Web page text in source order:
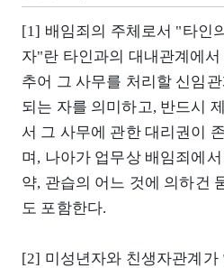
[1] 배임죄의 주체로서 "타인
자"란 타인과의 대내관계에
추어 그 사무를 처리할 신임
되는 자를 의미하고, 반드시
서 그 사무에 관한 대리권이
며, 나아가 업무상 배임죄에
약, 관습의 어느 것에 의하건
도 포함한다.
[2] 미성년자와 친생자관계가